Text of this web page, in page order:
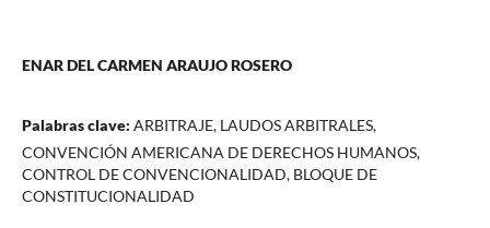
ENAR DEL CARMEN ARAUJO ROSERO
Palabras clave: ARBITRAJE, LAUDOS ARBITRALES,
CONVENCIÓN AMERICANA DE DERECHOS HUMANOS,
CONTROL DE CONVENCIONALIDAD, BLOQUE DE
CONSTITUCIONALIDAD